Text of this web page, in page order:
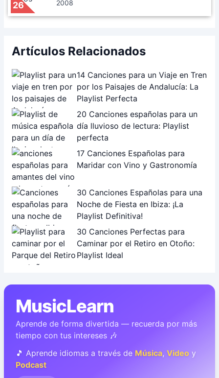
26
2008
Artículos Relacionados
14 Canciones para un Viaje en Tren
por los Paisajes de Andalucía: La
Playlist Perfecta
20 Canciones españolas para un
día lluvioso de lectura: Playlist
perfecta
17 Canciones Españolas para
Maridar con Vino y Gastronomía
30 Canciones Españolas para una
Noche de Fiesta en Ibiza: ¡La
Playlist Definitiva!
30 Canciones Perfectas para
Caminar por el Retiro en Otoño:
Playlist Ideal
MusicLearn
Aprende de forma divertida — recuerda por más
tiempo con tus intereses 🎶
🎵 Aprende idiomas a través de Música, Video y
Podcast